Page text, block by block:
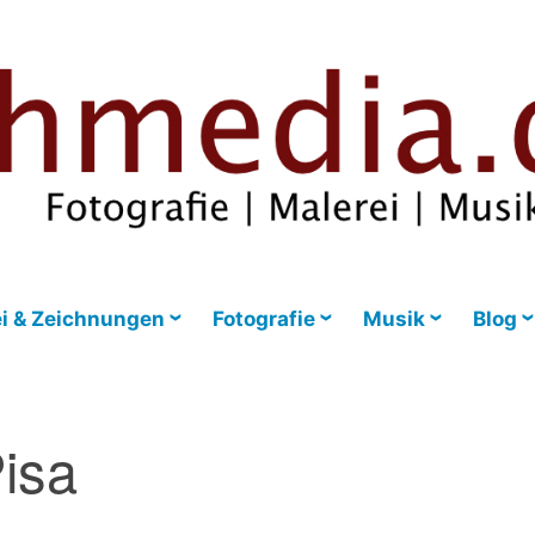
& Zeichnungen Fotografie Musik Blog